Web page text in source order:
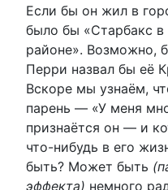
Если бы он жил в
было бы «Старбакс
районе». Возможно,
Перри назвал бы её
Вскоре мы узнаём,
парень — «У меня
признаётся он — и
что-нибудь в его
быть? Может быть
эффекта) немного